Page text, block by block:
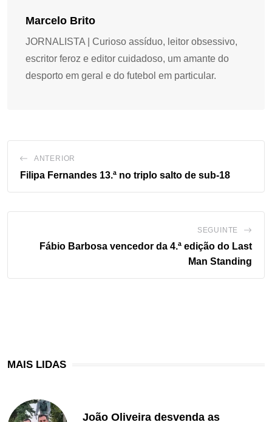
Marcelo Brito
JORNALISTA | Curioso assíduo, leitor obsessivo,
escritor feroz e editor cuidadoso, um amante do
desporto em geral e do futebol em particular.
ANTERIOR
Filipa Fernandes 13.ª no triplo salto de sub-18
SEGUINTE
Fábio Barbosa vencedor da 4.ª edição do Last
Man Standing
MAIS LIDAS
João Oliveira desvenda as